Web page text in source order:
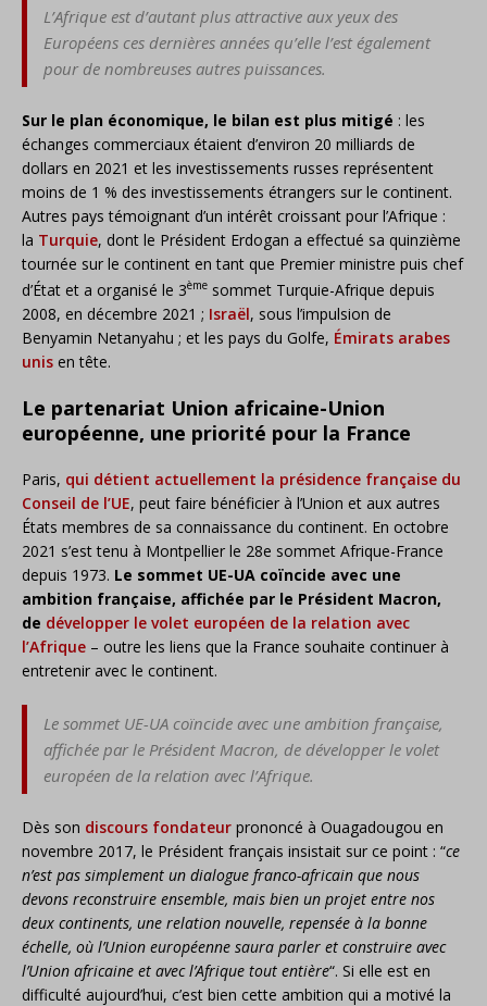
L’Afrique est d’autant plus attractive aux yeux des
Européens ces dernières années qu’elle l’est également
pour de nombreuses autres puissances.
Sur le plan économique, le bilan est plus mitigé : les
échanges commerciaux étaient d’environ 20 milliards de
dollars en 2021 et les investissements russes représentent
moins de 1 % des investissements étrangers sur le continent.
Autres pays témoignant d’un intérêt croissant pour l’Afrique :
la Turquie, dont le Président Erdogan a effectué sa quinzième
tournée sur le continent en tant que Premier ministre puis chef
d’État et a organisé le 3ème sommet Turquie-Afrique depuis
2008, en décembre 2021 ; Israël, sous l’impulsion de
Benyamin Netanyahu ; et les pays du Golfe, Émirats arabes
unis en tête.
Le partenariat Union africaine-Union
européenne, une priorité pour la France
Paris, qui détient actuellement la présidence française du
Conseil de l’UE, peut faire bénéficier à l’Union et aux autres
États membres de sa connaissance du continent. En octobre
2021 s’est tenu à Montpellier le 28e sommet Afrique-France
depuis 1973. Le sommet UE-UA coïncide avec une
ambition française, affichée par le Président Macron,
de développer le volet européen de la relation avec
l’Afrique – outre les liens que la France souhaite continuer à
entretenir avec le continent.
Le sommet UE-UA coïncide avec une ambition française,
affichée par le Président Macron, de développer le volet
européen de la relation avec l’Afrique.
Dès son discours fondateur prononcé à Ouagadougou en
novembre 2017, le Président français insistait sur ce point : “ce
n’est pas simplement un dialogue franco-africain que nous
devons reconstruire ensemble, mais bien un projet entre nos
deux continents, une relation nouvelle, repensée à la bonne
échelle, où l’Union européenne saura parler et construire avec
l’Union africaine et avec l’Afrique tout entière“. Si elle est en
difficulté aujourd’hui, c’est bien cette ambition qui a motivé la